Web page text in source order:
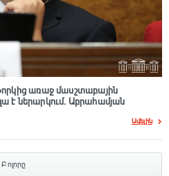
առաջ մասշտաբային
է ներարկում․ Աբրահամյան
Ավելին
Բոլորը